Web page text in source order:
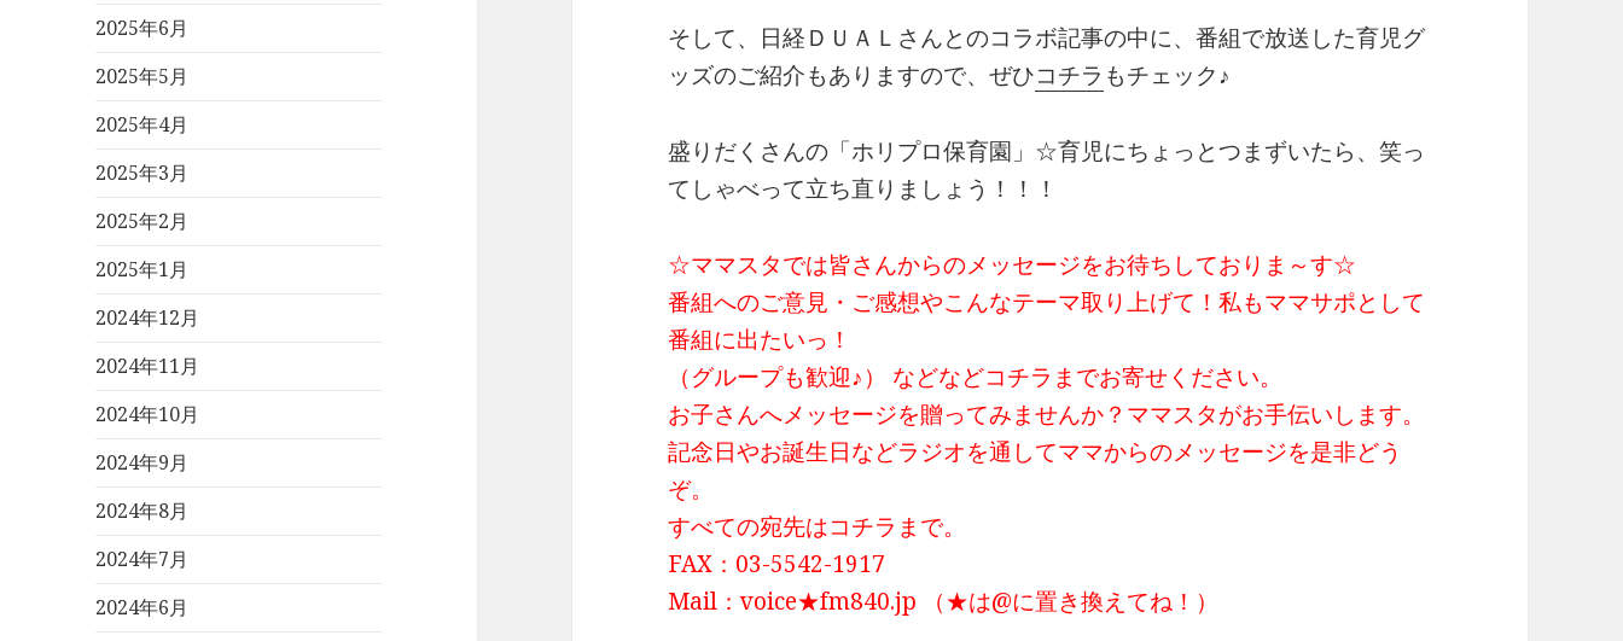
2025年6月
2025年5月
2025年4月
2025年3月
2025年2月
2025年1月
2024年12月
2024年11月
2024年10月
2024年9月
2024年8月
2024年7月
2024年6月
そして、日経ＤＵＡＬさんとのコラボ記事の中に、番組で放送した育児グ
ッズのご紹介もありますので、ぜひコチラ もチェック♪
盛りだくさんの「ホリプロ保育園」☆育児にちょっとつまずいたら、笑っ
てしゃべって立ち直りましょう！！！
☆ママスタでは皆さんからのメッセージをお待ちしておりま～す☆
番組へのご意見・ご感想やこんなテーマ取り上げて！私もママサポとして
番組に出たいっ！
（グループも歓迎♪） などなどコチラまでお寄せください。
お子さんへメッセージを贈ってみませんか？ママスタがお手伝いします。
記念日やお誕生日などラジオを通してママからのメッセージを是非どう
ぞ。
すべての宛先はコチラまで。
FAX：03-5542-1917
Mail：voice★fm840.jp （★は@に置き換えてね！）